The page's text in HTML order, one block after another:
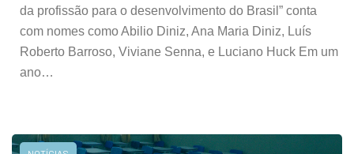
da profissão para o desenvolvimento do Brasil” conta
com nomes como Abilio Diniz, Ana Maria Diniz, Luís
Roberto Barroso, Viviane Senna, e Luciano Huck Em um
ano…